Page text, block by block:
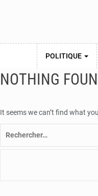
POLITIQUE
NOTHING
It seems we can’t find what